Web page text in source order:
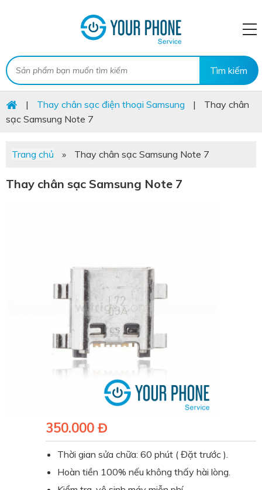
| Thay chân sạc điện thoại Samsung |
Thay chân
sạc Samsung Note 7
Trang chủ » Thay chân sạc Samsung Note 7
Thay chân sạc Samsung Note 7
350.000 Đ
Thời gian sửa chữa: 60 phút ( Đặt trước ).
Hoàn tiền 100% nếu không thấy hài lòng.